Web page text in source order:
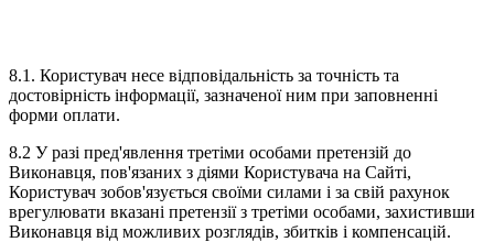
8.1. Користувач несе відповідальність за точність та
достовірність інформації, зазначеної ним при заповненні
форми оплати.
8.2 У разі пред'явлення третіми особами претензій до
Виконавця, пов'язаних з діями Користувача на Сайті,
Користувач зобов'язується своїми силами і за свій рахунок
врегулювати вказані претензії з третіми особами, захистивши
Виконавця від можливих розглядів, збитків і компенсацій.